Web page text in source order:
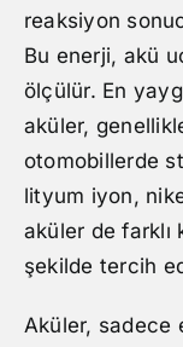
reaksiyon
Bu enerji, akü
ölçülür. En
aküler,
otomobillerde
lityum iyon,
aküler de farklı
şekilde tercih
Aküler, sadece